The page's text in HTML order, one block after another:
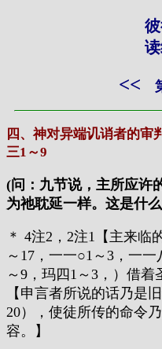
<<
四、神对异端讥诮者的审
三1～9
(问：九节说，主所应许
为祂耽延一样。这是什么
＊ 4注2，2注1【主来临
～17，一一○1～3，一
～9，玛四1～3，）借着
【申言者所说的话乃是
20），使徒所传的命令
容。】